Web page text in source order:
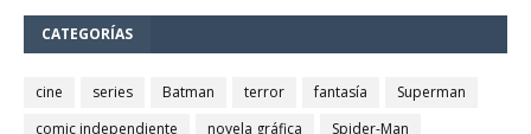
CATEGORÍAS
cine series Batman terror fantasía
Superman
comic independiente
novela gráfica
Spider-Man